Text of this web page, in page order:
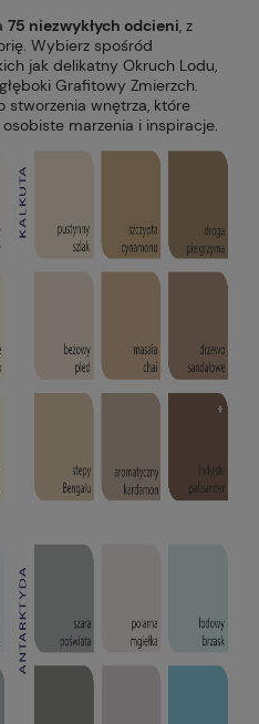
75 niezwykłych odcieni , z
Wybierz spośród
jak delikatny Okruch Lodu,
Grafitowy Zmierzch.
stworzenia wnętrza, które
marzenia i inspiracje.